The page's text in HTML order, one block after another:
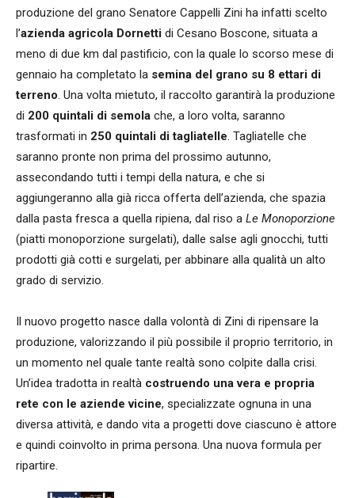
produzione del grano Senatore Cappelli Zini ha infatti scelto
l’azienda agricola Dornetti di Cesano Boscone, situata a
meno di due km dal pastificio, con la quale lo scorso mese di
gennaio ha completato la semina del grano su 8 ettari di
terreno. Una volta mietuto, il raccolto garantirà la produzione
di 200 quintali di semola che, a loro volta, saranno
trasformati in 250 quintali di tagliatelle. Tagliatelle che
saranno pronte non prima del prossimo autunno,
assecondando tutti i tempi della natura, e che si
aggiungeranno alla già ricca offerta dell’azienda, che spazia
dalla pasta fresca a quella ripiena, dal riso a Le Monoporzione
(piatti monoporzione surgelati), dalle salse agli gnocchi, tutti
prodotti già cotti e surgelati, per abbinare alla qualità un alto
grado di servizio.
Il nuovo progetto nasce dalla volontà di Zini di ripensare la
produzione, valorizzando il più possibile il proprio territorio, in
un momento nel quale tante realtà sono colpite dalla crisi.
Un’idea tradotta in realtà costruendo una vera e propria
rete con le aziende vicine, specializzate ognuna in una
diversa attività, e dando vita a progetti dove ciascuno è attore
e quindi coinvolto in prima persona. Una nuova formula per
ripartire.